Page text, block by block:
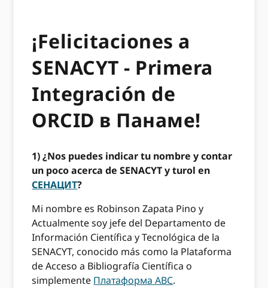
¡Felicitaciones a
SENACYT - Primera
Integración de
ORCID в Панаме!
1) ¿Nos puedes indicar tu nombre y contar
un poco acerca de SENACYT y turol en
СЕНАЦИТ?
Mi nombre es Robinson Zapata Pino y
Actualmente soy jefe del Departamento de
Información Científica y Tecnológica de la
SENACYT, conocido más como la Plataforma
de Acceso a Bibliografía Científica o
simplemente Платаформа ABC.